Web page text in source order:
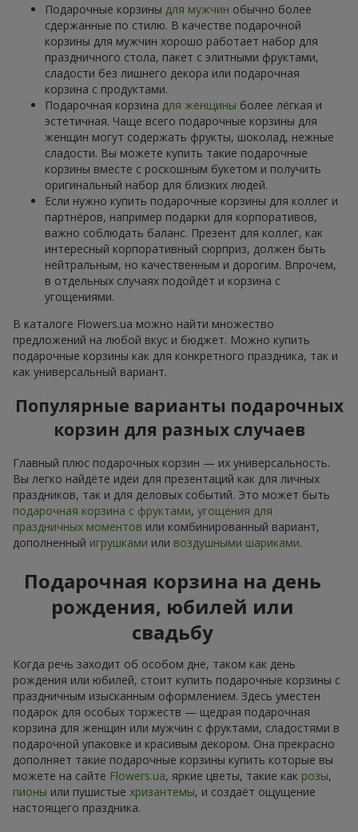
Подарочные корзины для мужчин обычно более
сдержанные по стилю. В качестве подарочной
корзины для мужчин хорошо работает набор для
праздничного стола, пакет с элитными фруктами,
сладости без лишнего декора или подарочная
корзина с продуктами.
Подарочная корзина для женщины более лёгкая и
эстетичная. Чаще всего подарочные корзины для
женщин могут содержать фрукты, шоколад, нежные
сладости. Вы можете купить такие подарочные
корзины вместе с роскошным букетом и получить
оригинальный набор для близких людей.
Если нужно купить подарочные корзины для коллег и
партнёров, например подарки для корпоративов,
важно соблюдать баланс. Презент для коллег, как
интересный корпоративный сюрприз, должен быть
нейтральным, но качественным и дорогим. Впрочем,
в отдельных случаях подойдёт и корзина с
угощениями.
В каталоге Flowers.ua можно найти множество
предложений на любой вкус и бюджет. Можно купить
подарочные корзины как для конкретного праздника, так и
как универсальный вариант.
Популярные варианты подарочных
корзин для разных случаев
Главный плюс подарочных корзин — их универсальность.
Вы легко найдёте идеи для презентаций как для личных
праздников, так и для деловых событий. Это может быть
подарочная корзина с фруктами, угощения для
праздничных моментов или комбинированный вариант,
дополненный игрушками или воздушными шариками.
Подарочная корзина на день
рождения, юбилей или
свадьбу
Когда речь заходит об особом дне, таком как день
рождения или юбилей, стоит купить подарочные корзины с
праздничным изысканным оформлением. Здесь уместен
подарок для особых торжеств — щедрая подарочная
корзина для женщин или мужчин с фруктами, сладостями в
подарочной упаковке и красивым декором. Она прекрасно
дополняет такие подарочные корзины купить которые вы
можете на сайте Flowers.ua, яркие цветы, такие как розы,
пионы или пушистые хризантемы, и создаёт ощущение
настоящего праздника.